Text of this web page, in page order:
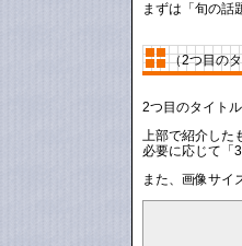
まずは「旬の話
（2つ目のタ
2つ目のタイト
上部で紹介した
必要に応じて「
また、画像サイ